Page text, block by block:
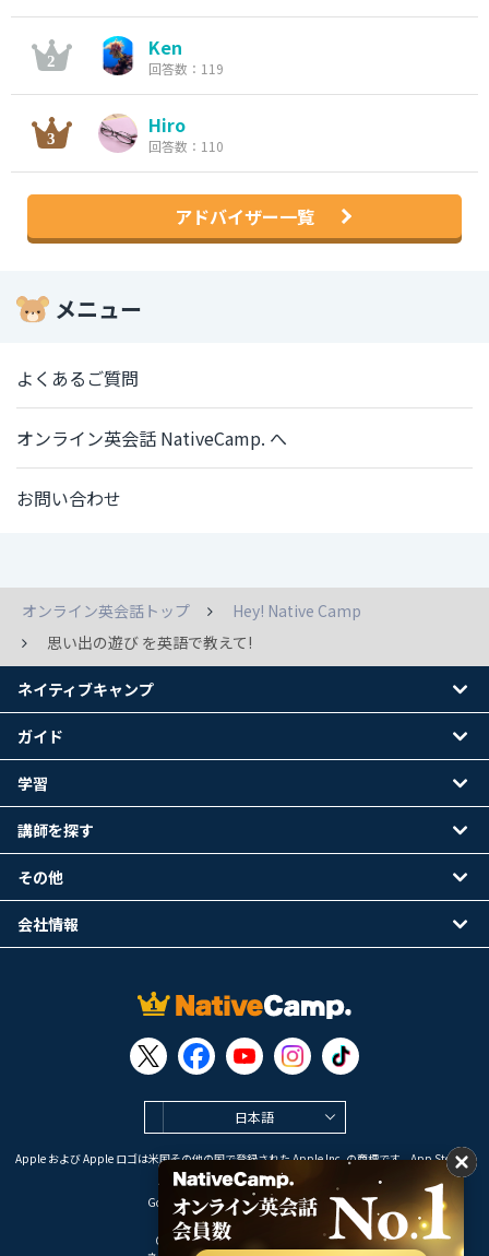
Ken
回答数：119
Hiro
回答数：110
アドバイザー一覧
メニュー
よくあるご質問
オンライン英会話 NativeCamp. へ
お問い合わせ
オンライン英会話トップ
Hey! Native Camp
思い出の遊び を英語で教えて!
日本語
Apple および Apple ロゴは米国その他の国で登録された Apple Inc. の商標です。App Store は
Apple Inc. のサービスマークです。
Google Play は Google LLC の商標です。
Copyright © 2026 オンライン英会話
ネイティブキャンプ
ガイド
学習
講師を探す
その他
会社情報